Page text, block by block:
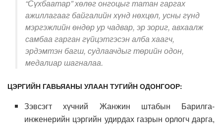
“Сүхбаатар” хөлөг онгоцыг татан гаргах
ажиллагааг байгалийн хүнд нөхцөл, усны гүнд
мэргэжлийн өндөр ур чадвар, эр зориг, авхаалж
самбаа гарган гүйцэтгэсэн алба хаагч,
эрдэмтэн багш, судлаачдыг төрийн одон,
медалиар шагналаа.
ЦЭРГИЙН ГАВЬЯАНЫ УЛААН ТУГИЙН ОДОНГООР:
Зэвсэгт хүчний Жанжин штабын Барилга-
инженерийн цэргийн удирдах газрын орлогч дарга,